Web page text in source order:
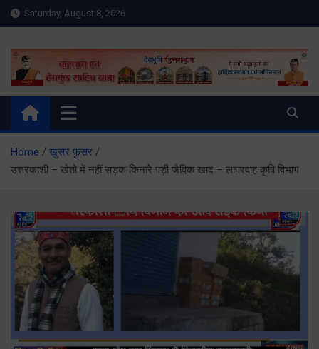
Skip
to
Saturday, August 8, 2026
Meru Raibar | Uttarakhand
News | Uttarkashi News
meruraibar.com
Home
खुसर फुसर
उत्तरकाशी – खेतो में नहीं सड़क किनारे पड़ी जैविक खाद – लापरवाह कृषि विभाग